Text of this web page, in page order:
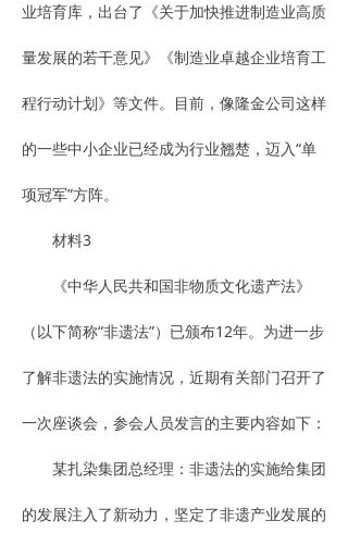
业培育库，出台了《关于加快推进制造业高质
量发展的若干意见》《制造业卓越企业培育工
程行动计划》等文件。目前，像隆金公司这样
的一些中小企业已经成为行业翘楚，迈入“单
项冠军”方阵。
材料3
《中华人民共和国非物质文化遗产法》
（以下简称“非遗法”）已颁布12年。为进一步
了解非遗法的实施情况，近期有关部门召开了
一次座谈会，参会人员发言的主要内容如下：
某扎染集团总经理：非遗法的实施给集团
的发展注入了新动力，坚定了非遗产业发展的